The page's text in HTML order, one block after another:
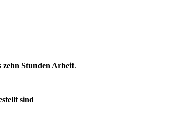
zehn Stunden Arbeit.
sind